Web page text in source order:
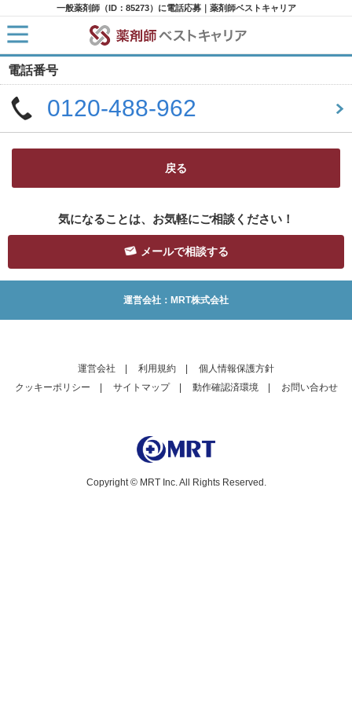
一般薬剤師（ID：85273）に電話応募｜薬剤師ベストキャリア
電話番号
0120-488-962
戻る
気になることは、お気軽にご相談ください！
メールで相談する
運営会社：MRT株式会社
運営会社 利用規約
個人情報保護方針
クッキーポリシー
サイトマップ| 動作確認済環境| お問い合わせ
Copyright © MRT Inc. All Rights Reserved.
HOME
求人検索
新着求人
求人ランキング
キャリアアドバイザー紹介
コラム